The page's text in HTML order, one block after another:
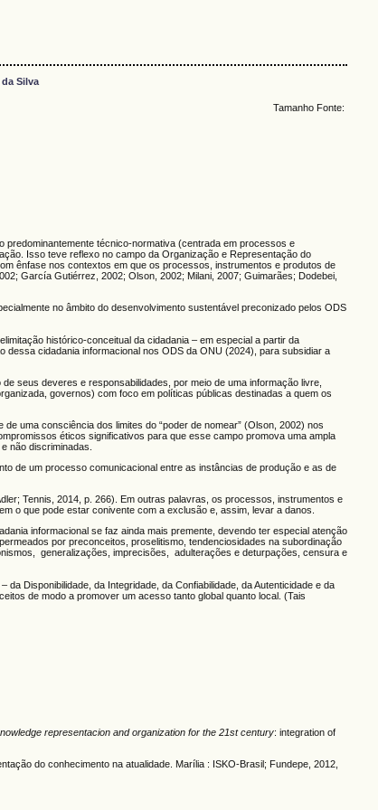
da Silva
Tamanho Fonte:
predominantemente técnico-normativa (centrada em processos e
Isso teve reflexo no campo da Organização e Representação do
ênfase nos contextos em que os processos, instrumentos e produtos de
García Gutiérrez, 2002; Olson, 2002; Milani, 2007; Guimarães; Dodebei,
no âmbito do desenvolvimento sustentável preconizado pelos ODS
histórico-conceitual da cidadania – em especial a partir da
cidadania informacional nos ODS da ONU (2024), para subsidiar a
seus deveres e responsabilidades, por meio de uma informação livre,
governos) com foco em políticas públicas destinadas a quem os
uma consciência dos limites do “poder de nomear” (Olson, 2002) nos
éticos significativos para que esse campo promova uma ampla
não discriminadas.
de um processo comunicacional entre as instâncias de produção e as de
Tennis, 2014, p. 266). Em outras palavras, os processos, instrumentos e
o que pode estar conivente com a exclusão e, assim, levar a danos.
informacional se faz ainda mais premente, devendo ter especial atenção
por preconceitos, proselitismo, tendenciosidades na subordinação
generalizações, imprecisões, adulterações e deturpações, censura e
Disponibilidade, da Integridade, da Confiabilidade, da Autenticidade e da
de modo a promover um acesso tanto global quanto local. (Tais
representacion and organization for the 21st century: integration of
do conhecimento na atualidade. Marília : ISKO-Brasil; Fundepe, 2012,